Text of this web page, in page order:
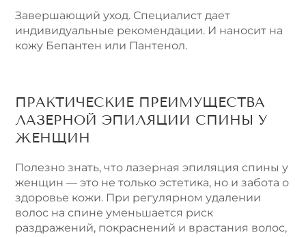
Завершающий уход. Специалист дает
индивидуальные рекомендации. И наносит на
кожу Бепантен или Пантенол.
ПРАКТИЧЕСКИЕ ПРЕИМУЩЕСТВА
ЛАЗЕРНОЙ ЭПИЛЯЦИИ СПИНЫ У
ЖЕНЩИН
Полезно знать, что лазерная эпиляция спины у
женщин — это не только эстетика, но и забота о
здоровье кожи. При регулярном удалении
волос на спине уменьшается риск
раздражений, покраснений и врастания волос,